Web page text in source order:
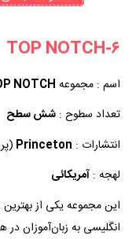
۶-TOP NOTCH
اسم : مجموعه NOTCH
تعداد سطوح : شش سطح
انتشارات : Princeton
لهجه : آمریکائی
این مجموعه یکی از
انگلیسی به زبان‌آموزان